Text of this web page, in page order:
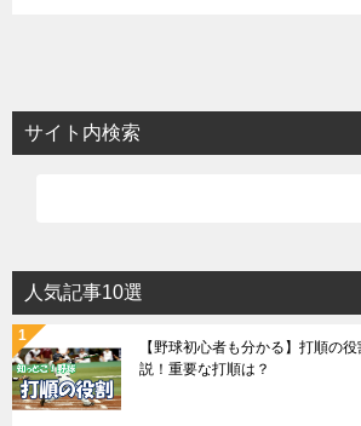
サイト内検索
人気記事10選
【野球初心者も分かる】打順の
説！重要な打順は？